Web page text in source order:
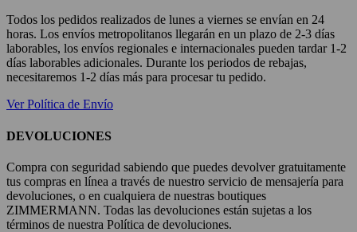
Todos los pedidos realizados de lunes a viernes se envían en 24
horas. Los envíos metropolitanos llegarán en un plazo de 2-3 días
laborables, los envíos regionales e internacionales pueden tardar 1-2
días laborables adicionales. Durante los periodos de rebajas,
necesitaremos 1-2 días más para procesar tu pedido.
Ver Política de Envío
DEVOLUCIONES
Compra con seguridad sabiendo que puedes devolver gratuitamente
tus compras en línea a través de nuestro servicio de mensajería para
devoluciones, o en cualquiera de nuestras boutiques
ZIMMERMANN. Todas las devoluciones están sujetas a los
términos de nuestra Política de devoluciones.